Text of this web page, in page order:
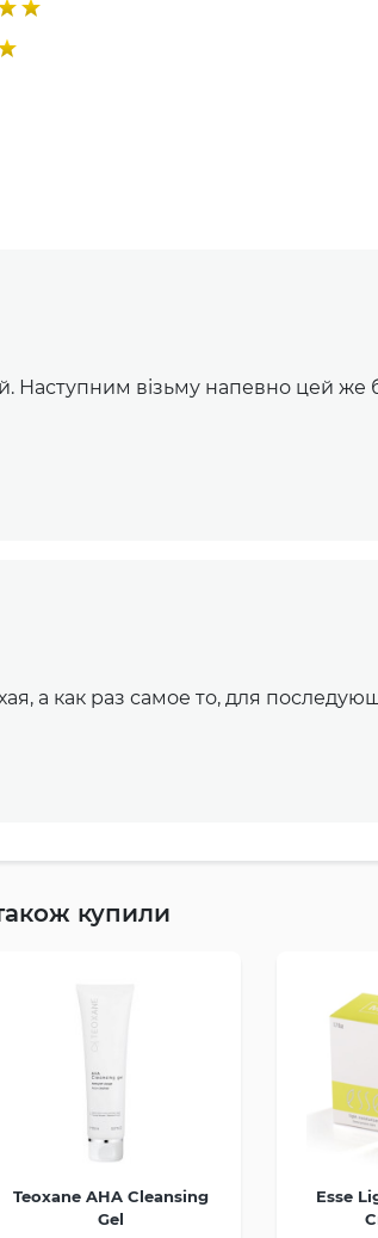
Наступним візьму напевно цей же
а как раз самое то, для
купили
Teoxane AHA Cleansing
Gel
Esse